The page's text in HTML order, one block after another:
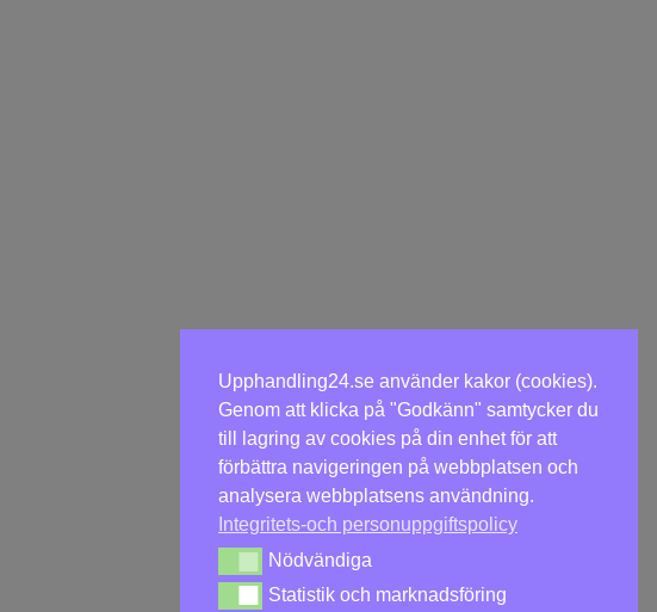
Upphandling24.se använder kakor (cookies).
Genom att klicka på "Godkänn" samtycker du
till lagring av cookies på din enhet för att
förbättra navigeringen på webbplatsen och
analysera webbplatsens användning.
Integritets-och personuppgiftspolicy
Nödvändiga
Nödvändiga
Statistik och marknadsföring
Statistik och marknadsföring